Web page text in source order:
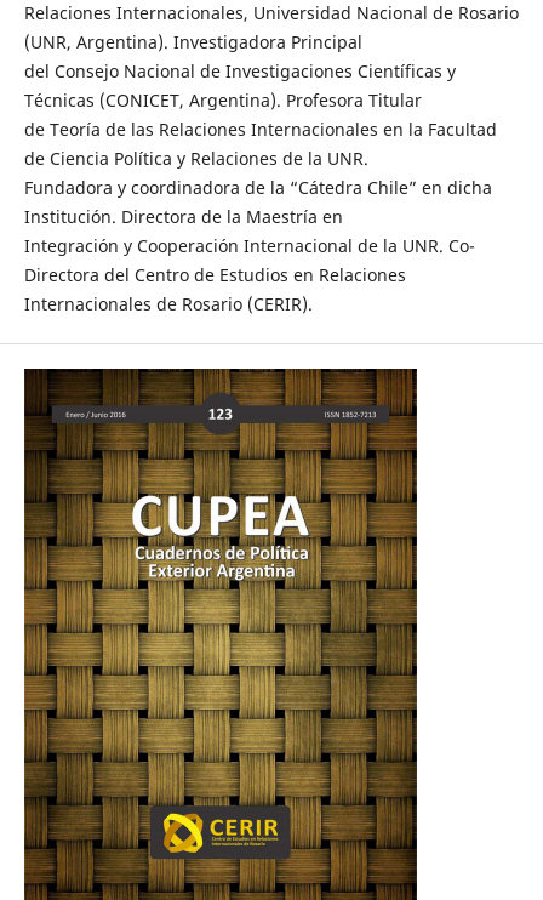
Relaciones Internacionales, Universidad Nacional de Rosario
(UNR, Argentina). Investigadora Principal
del Consejo Nacional de Investigaciones Científicas y
Técnicas (CONICET, Argentina). Profesora Titular
de Teoría de las Relaciones Internacionales en la Facultad
de Ciencia Política y Relaciones de la UNR.
Fundadora y coordinadora de la “Cátedra Chile” en dicha
Institución. Directora de la Maestría en
Integración y Cooperación Internacional de la UNR. Co-
Directora del Centro de Estudios en Relaciones
Internacionales de Rosario (CERIR).